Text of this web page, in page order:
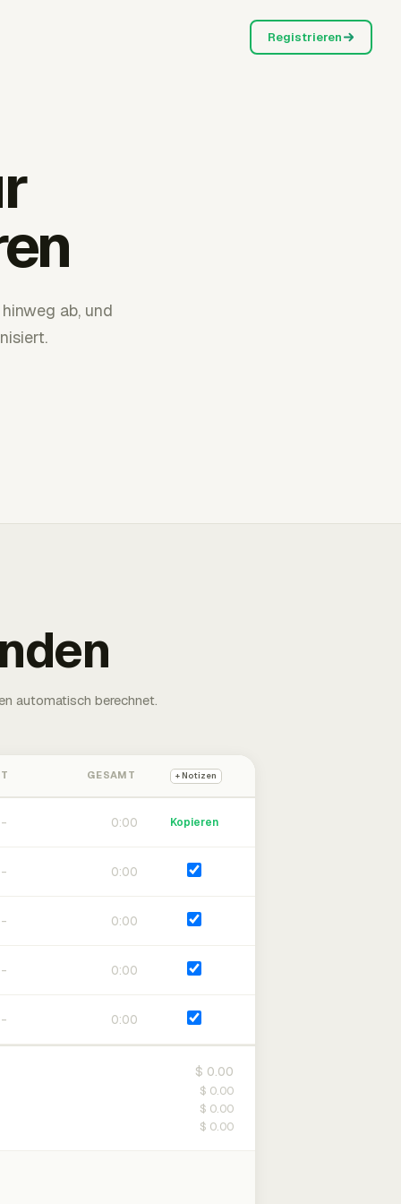
Registrieren
ab, und
automatisch berechnet.
GESAMT + Notizen
0:00 Kopieren
0:00
0:00
0:00
0:00
$ 0.00
$ 0.00
$ 0.00
$ 0.00